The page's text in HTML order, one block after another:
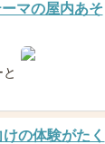
マの屋内あそ
の体験がたく